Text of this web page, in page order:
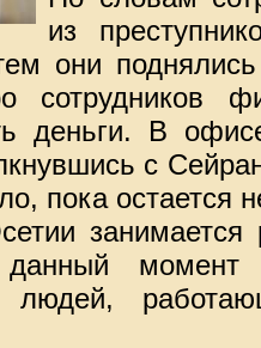
из
они
сотрудников
деньги. В
с
пока остается
занимается
момент
людей,